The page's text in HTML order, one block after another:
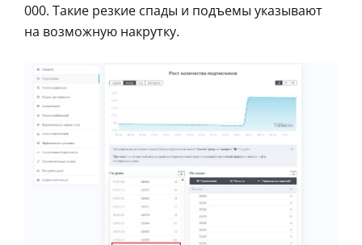
000. Такие резкие спады и подъемы указывают
на возможную накрутку.